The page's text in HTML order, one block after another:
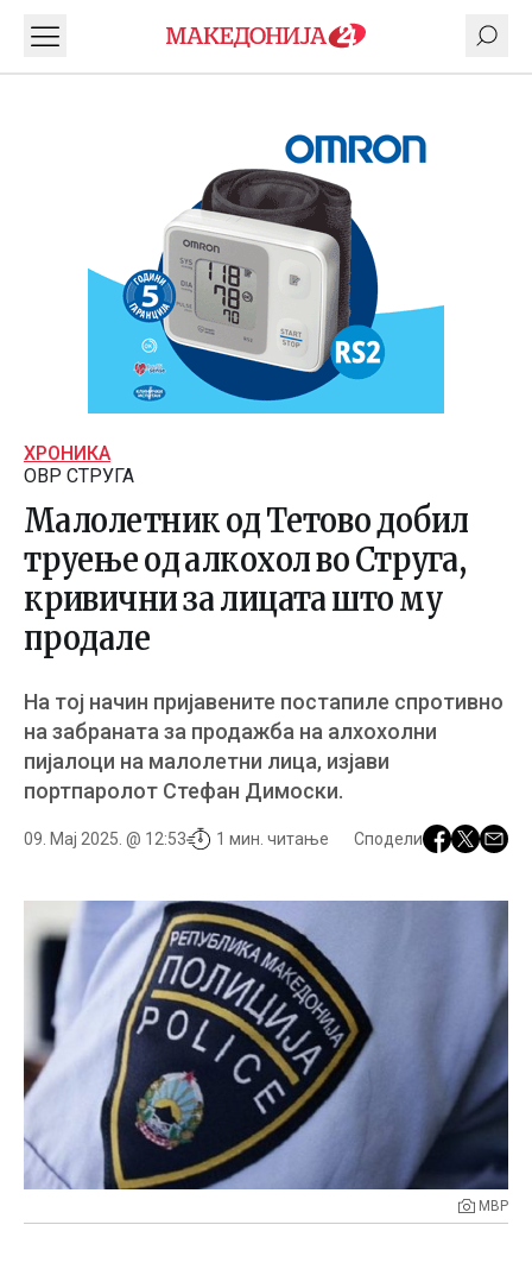
ХРОНИКА
ОВР СТРУГА
Малолетник од Тетово добил
труење од алкохол во Струга,
кривични за лицата што му
продале
На тој начин пријавените постапиле спротивно
на забраната за продажба на алхохолни
пијалоци на малолетни лица, изјави
портпаролот Стефан Димоски.
09. Мај 2025. @ 12:53 1 мин. читање Сподели
МВР